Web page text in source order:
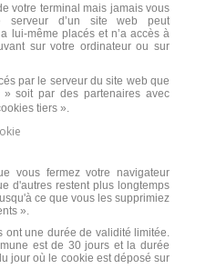
votre terminal mais jamais vous
serveur d’un site web peut
lui-même placés et n’a accès à
sur votre ordinateur ou sur
par le serveur du site web que
» soit par des partenaires avec
tiers ».
vous fermez votre navigateur
d'autres restent plus longtemps
ce que vous les supprimiez
».
ont une durée de validité limitée.
est de 30 jours et la durée
jour où le cookie est déposé sur